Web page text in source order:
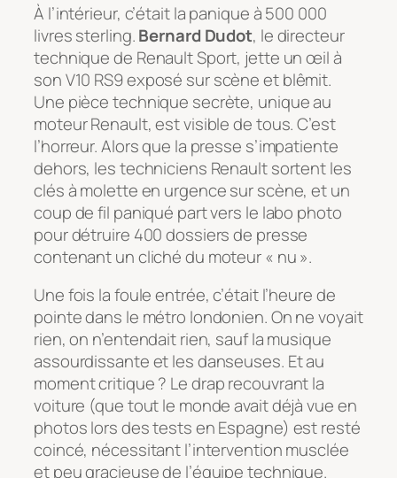
À l’intérieur, c’était la panique à 500 000
livres sterling.Bernard Dudot, le directeur
technique de Renault Sport, jette un œil à
son V10 RS9 exposé sur scène et blêmit.
Une pièce technique secrète, unique au
moteur Renault, est visible de tous. C’est
l’horreur. Alors que la presse s’impatiente
dehors, les techniciens Renault sortent les
clés à molette en urgence sur scène, et un
coup de fil paniqué part vers le labo photo
pour détruire 400 dossiers de presse
contenant un cliché du moteur « nu ».
Une fois la foule entrée, c’était l’heure de
pointe dans le métro londonien. On ne voyait
rien, on n’entendait rien, sauf la musique
assourdissante et les danseuses. Et au
moment critique ? Le drap recouvrant la
voiture (que tout le monde avait déjà vue en
photos lors des tests en Espagne) est resté
coincé, nécessitant l’intervention musclée
et peu gracieuse de l’équipe technique.